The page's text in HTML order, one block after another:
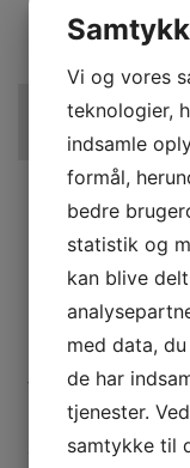
MANDAG –
FREDAG KL. 09 –
KONTAKT OS
FREDAG KL. 09
PRODUKTER
Produkter
Espressomaskiner
Espressomaskiner
Kaffe
Tilbehør
Plejeprodukter
Sikkerhed JURA
Vi og vores
teknologier,
indsamle
formål,
bedre
statistik og
kan blive
med data,
de har
tjenester.
samtykke til